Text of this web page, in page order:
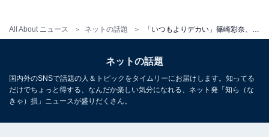
All About ニュース ネットの話題
ネットの話題
国内外のSNSで話題の人＆トピックをタイムリーにお届けします。知ってる
だけでちょっと得する、なんだか楽しい気分になれる、ネット発「知ら（な
きゃ）損」ニュースが盛りだくさん。